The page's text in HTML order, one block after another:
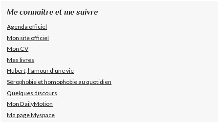
Me connaître et me suivre
Agenda officiel
Mon site officiel
Mon CV
Mes livres
Hubert, l'amour d'une vie
Sérophobie et homophobie au quotidien
Quelques discours
Mon DailyMotion
Ma page Myspace